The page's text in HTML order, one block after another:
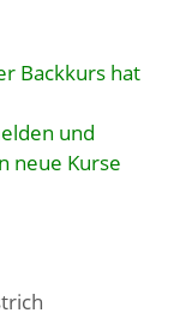
Backkurs hat
und
neue Kurse